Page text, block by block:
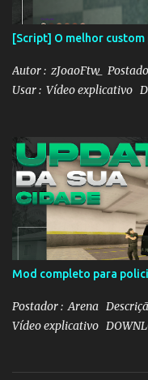
[Script] O melhor
Autor : zJoaoFtw_
Usar : Vídeo explicativo
Mod completo para
Postador : Arena
Vídeo explicativo